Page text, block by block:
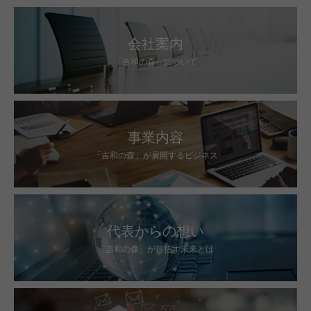
会社案内
「吉和の森」について
事業内容
「吉和の森」が展開するビジネス
代表からの想い
「吉和の森」が目指す未来とは